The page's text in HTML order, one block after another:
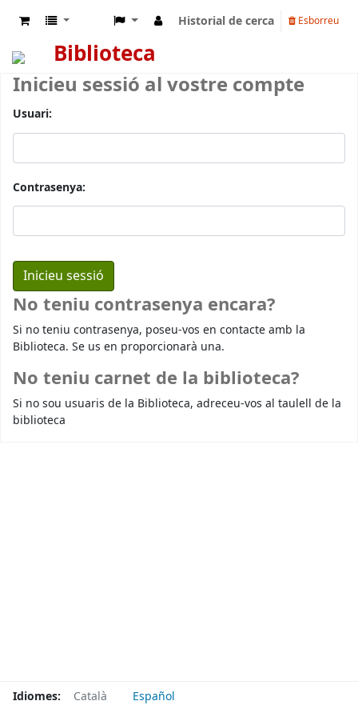
Historial de cerca Esborreu
Biblioteca
Inicieu sessió al vostre compte
Usuari:
Contrasenya:
No teniu contrasenya encara?
Si no teniu contrasenya, poseu-vos en contacte amb la
Biblioteca. Se us en proporcionarà una.
No teniu carnet de la biblioteca?
Si no sou usuaris de la Biblioteca, adreceu-vos al taulell de la
biblioteca
Idiomes: Català Español